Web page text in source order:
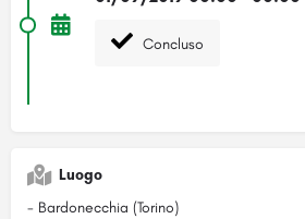
Concluso
Luogo
- Bardonecchia (Torino)